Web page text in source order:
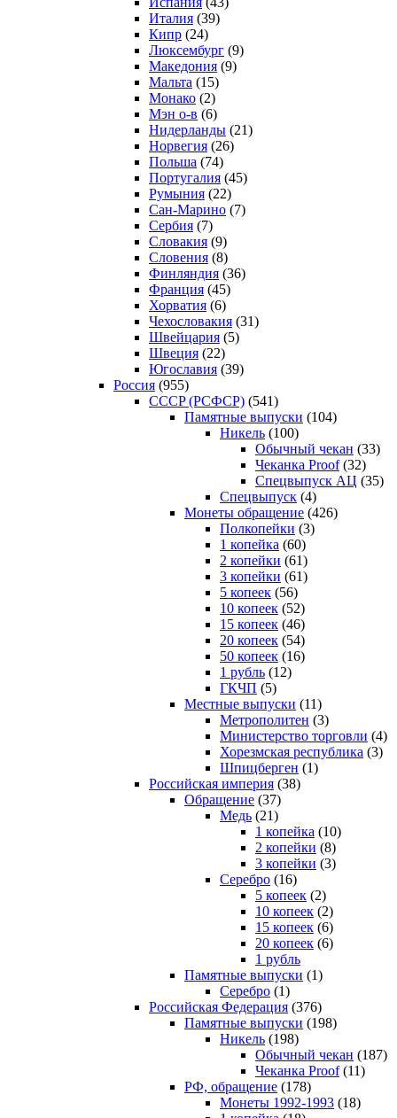
Италия (39)
Кипр (24)
Люксембург (9)
Македония (9)
Мальта (15)
Монако (2)
Мэн о-в (6)
Нидерланды (21)
Норвегия (26)
Польша (74)
Португалия (45)
Румыния (22)
Сан-Марино (7)
Сербия (7)
Словакия (9)
Словения (8)
Финляндия (36)
Франция (45)
Хорватия (6)
Чехословакия (31)
Швейцария (5)
Швеция (22)
Югославия (39)
Россия (955)
CCCP (РСФСР) (541)
Памятные выпуски (104)
Никель (100)
Обычный чекан (33)
Чеканка Proof(32)
Спецвыпуск АЦ (35)
Спецвыпуск (4)
Монеты обращение (426)
Полкопейки (3)
1 копейка (60)
2 копейки (61)
3 копейки (61)
5 копеек (56)
10 копеек (52)
15 копеек (46)
20 копеек (54)
50 копеек (16)
1 рубль (12)
ГКЧП (5)
Местные выпуски (11)
Метрополитен (3)
Министерство торговли (4)
Хорезмская республика (3)
Шпицберген (1)
Российская империя (38)
Обращение (37)
Медь (21)
1 копейка (10)
2 копейки (8)
3 копейки (3)
Серебро (16)
5 копеек (2)
10 копеек (2)
15 копеек (6)
20 копеек (6)
1 рубль
Памятные выпуски (1)
Серебро (1)
Российская Федерация (376)
Памятные выпуски (198)
Никель (198)
Обычный чекан (187)
Чеканка Proof(11)
РФ, обращение (178)
Монеты 1992-1993 (18)